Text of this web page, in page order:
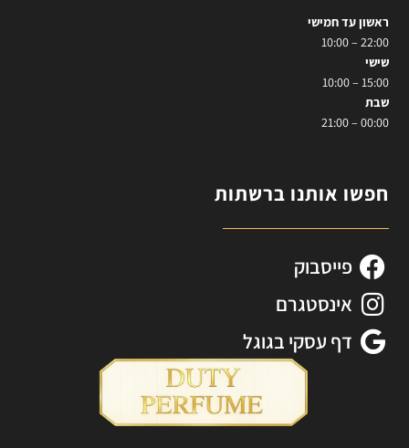
ראשון עד חמישי
22:00 – 10:00
שישי
15:00 – 10:00
שבת
00:00 – 21:00
חפשו אותנו ברשתות
פייסבוק
אינסטגרם
דף עסקי בגוגל